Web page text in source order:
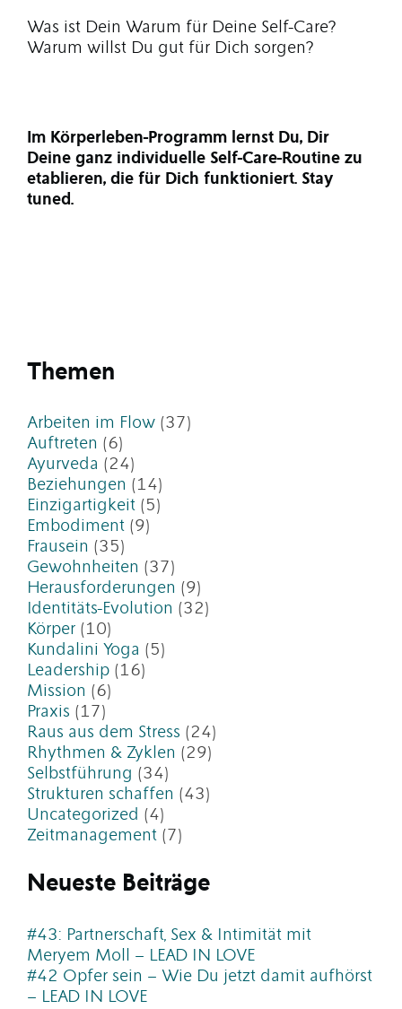
Was ist Dein Warum für Deine Self-Care?
Warum willst Du gut für Dich sorgen?
Im Körperleben-Programm lernst Du, Dir
Deine ganz individuelle Self-Care-Routine zu
etablieren, die für Dich funktioniert. Stay
tuned.
Themen
Arbeiten im Flow (37)
Auftreten (6)
Ayurveda (24)
Beziehungen (14)
Einzigartigkeit (5)
Embodiment (9)
Frausein (35)
Gewohnheiten (37)
Herausforderungen (9)
Identitäts-Evolution (32)
Körper (10)
Kundalini Yoga (5)
Leadership (16)
Mission (6)
Praxis (17)
Raus aus dem Stress (24)
Rhythmen & Zyklen (29)
Selbstführung (34)
Strukturen schaffen (43)
Uncategorized (4)
Zeitmanagement (7)
Neueste Beiträge
#43: Partnerschaft, Sex & Intimität mit
Meryem Moll – LEAD IN LOVE
#42 Opfer sein – Wie Du jetzt damit aufhörst
– LEAD IN LOVE